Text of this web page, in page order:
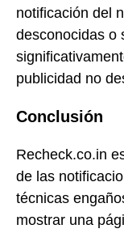
notificación del
desconocidas o
publicidad no
Conclusión
Recheck.co.in
de las
técnicas
mostrar una